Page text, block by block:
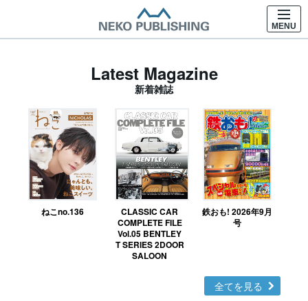
MENU
Latest Magazine
新着雑誌
ねこno.136
CLASSIC CAR
COMPLETE FILE
Vol.05 BENTLEY
T SERIES 2DOOR
SALOON
鉄おも! 2026年9月
号
全てを見る